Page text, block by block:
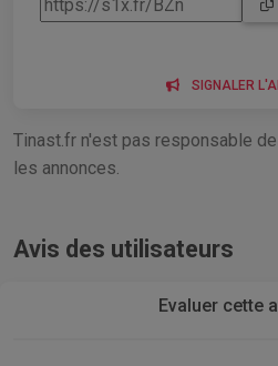
SIGNALER
Tinast.fr n'est pas responsable
les annonces.
Avis des utilisateurs
Evaluer cette